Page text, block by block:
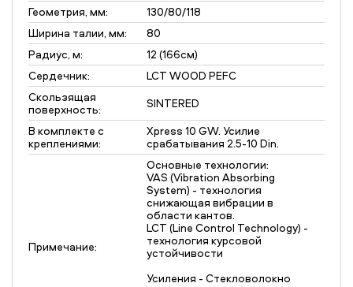
Геометрия, мм:
130/80/118
Ширина талии, мм:
80
Радиус, м:
12 (166см)
Сердечник:
LCT WOOD PEFC
Скользящая
поверхность:
SINTERED
В комплекте с
креплениями:
Xpress 10 GW. Усилие
срабатывания 2.5-10 Din.
Примечание:
Основные технологии:
VAS (Vibration Absorbing
System) - технология
снижающая вибрации в
области кантов.
LCT (Line Control Technology) -
технология курсовой
устойчивости
Усиления - Стекловолокно